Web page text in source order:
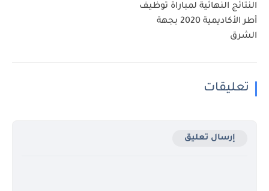
النتائج النهائية لمباراة توظيف
أطر الأكاديمية 2020 بجهة
الشرق
تعليقات
إرسال تعليق